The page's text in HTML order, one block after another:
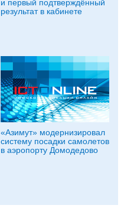
и первый подтверждённый
результат в кабинете
«Азимут» модернизировал
систему посадки самолетов
в аэропорту Домодедово